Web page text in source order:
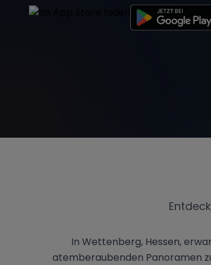
In Wettenberg, Hessen,
atemberaubenden Panoramen